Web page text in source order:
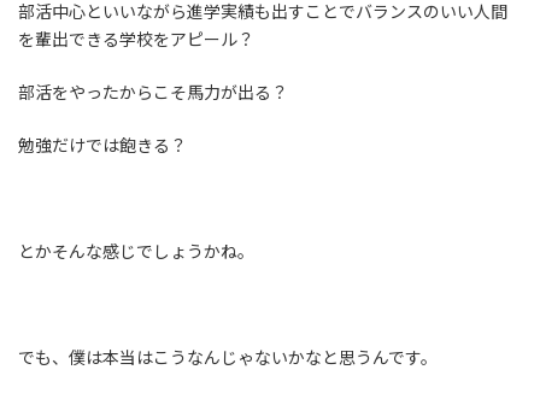
部活中心といいながら進学実績も出すことでバランスのいい人間
を輩出できる学校をアピール？
部活をやったからこそ馬力が出る？
勉強だけでは飽きる？
とかそんな感じでしょうかね。
でも、僕は本当はこうなんじゃないかなと思うんです。